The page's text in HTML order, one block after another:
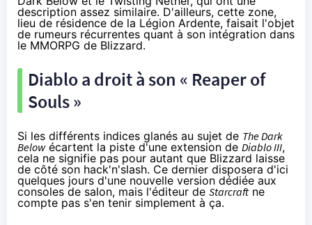
description assez similaire. D'ailleurs, cette zone,
lieu de résidence de la Légion Ardente, faisait l'objet
de rumeurs récurrentes quant à son intégration dans
le MMORPG de Blizzard.
Diablo a droit à son « Reaper of
Souls »
Si les différents indices glanés au sujet de The Dark
Belowécartent la piste d'une extension de Diablo III,
cela ne signifie pas pour autant que Blizzard laisse
de côté son hack'n'slash. Ce dernier disposera d'ici
quelques jours d'une nouvelle version dédiée aux
consoles de salon, mais l'éditeur de Starcraftne
compte pas s'en tenir simplement à ça.